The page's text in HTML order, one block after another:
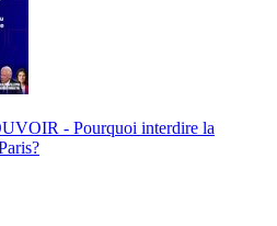
- Pourquoi interdire la